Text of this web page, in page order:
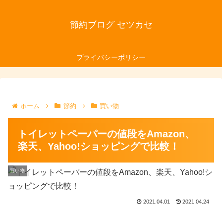
節約ブログ セツカセ
プライバシーポリシー
ホーム 節約 買い物
トイレットペーパーの値段をAmazon、
楽天、Yahoo!ショッピングで比較！
買い物
2021.04.01 2021.04.24